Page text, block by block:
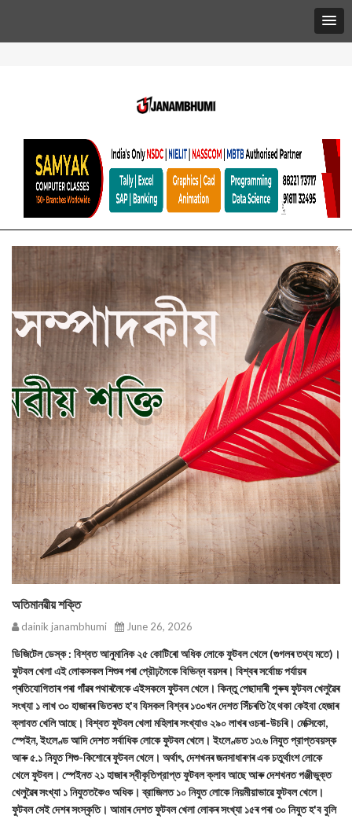
অতিমানৱীয় শক্তি
dainik janambhumi June 26, 2026
ডিজিটেল ডেস্ক : বিশ্বত আনুমানিক ২৫ কোটিৰো অধিক লোকে ফুটবল খেলে (গুগলৰ তথ্য মতে)।
ফুটবল খেলা এই লোকসকল শিশুৰ পৰা প্রৌঢ়লৈকে বিভিন্ন বয়সৰ। বিশ্বৰ সৰ্বোচ্চ পৰ্যায়ৰ
প্ৰতিযোগিতাৰ পৰা গাঁৱৰ পথাৰলৈকে এইসকলে ফুটবল খেলে। কিন্তু পেছাদাৰী পুৰুষ ফুটবল খেলুৱৈৰ
সংখ্যা ১ লাখ ৩০ হাজাৰৰ ভিতৰত হ'ব যিসকল বিশ্বৰ ১৩০খন দেশত সিঁচৰতি হৈ থকা কেইবা হেজাৰ
ক্লাবত খেলি আছে। বিশ্বত ফুটবল খেলা মহিলাৰ সংখ্যাও ২৯০ লাখৰ ওচৰা-উচৰি। মেক্সিকো,
স্পেইন, ইংলেণ্ড আদি দেশত সর্বাধিক লোকে ফুটবল খেলে। ইংলেণ্ডত ১৩.৬ নিযুত প্রাপ্তবয়স্ক
আৰু ৫.১ নিযুত শিশু-কিশোৰে ফুটবল খেলে। অর্থাৎ, দেশখনৰ জনসাধাৰণৰ এক চতুর্থাংশ লোকে
খেলে ফুটবল। স্পেইনত ২১ হাজাৰ স্বীকৃতিপ্রাপ্ত ফুটবল ক্লাব আছে আৰু দেশখনত পঞ্জীভুক্ত
খেলুৱৈৰ সংখ্যা ১ নিযুততকৈও অধিক। ব্রাজিলত ১০ নিযুত লোকে নিয়মীয়াভাৱে ফুটবল খেলে।
ফুটবল সেই দেশৰ সংস্কৃতি। আমাৰ দেশত ফুটবল খেলা লোকৰ সংখ্যা ১৫ৰ পৰা ৩০ নিযুত হ'ব বুলি